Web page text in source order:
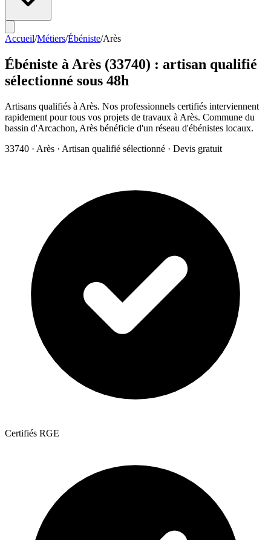
Accueil/Métiers/Ébéniste/Arès
Ébéniste à Arès (33740) : artisan qualifié
sélectionné sous 48h
Artisans qualifiés à Arès. Nos professionnels certifiés interviennent
rapidement pour tous vos projets de travaux à Arès. Commune du
bassin d'Arcachon, Arès bénéficie d'un réseau d'ébénistes locaux.
33740 · Arès · Artisan qualifié sélectionné · Devis gratuit
Certifiés RGE